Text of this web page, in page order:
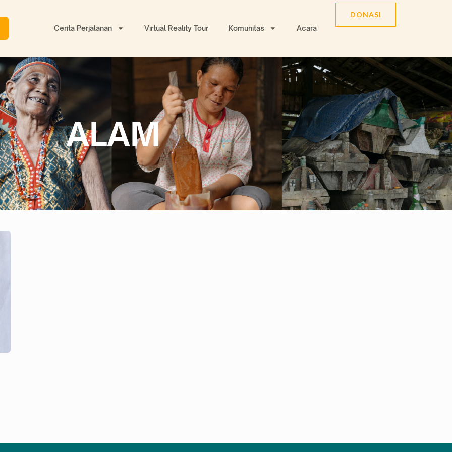
Cerita Perjalanan Virtual Reality Tour Komunitas Acara
DONASI
ALAM